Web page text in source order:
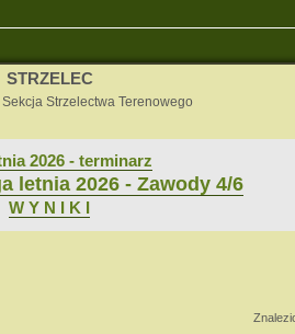
STRZELEC
Strzelectwa Terenowego
2026 - terminarz
letnia 2026 - Zawody 4/6
W Y N I K I